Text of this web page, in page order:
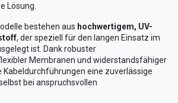
Lösung.
bestehen aus hochwertigem, UV-
, der speziell für den langen Einsatz im
ist. Dank robuster
Membranen und widerstandsfähiger
Kabeldurchführungen eine zuverlässige
bei anspruchsvollen